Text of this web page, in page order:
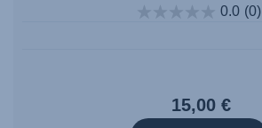
0.0 (0)
15,00 €